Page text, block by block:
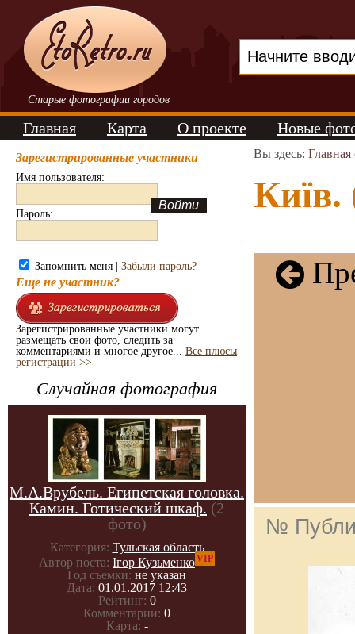
Старые фотографии городов
Главная Карта О проекте Новые
Зарегистрированные участники
Имя пользователя:
Пароль:
Запомнить меня | Забыли пароль?
Еще не участник?
Зарегистрированные участники могут
размещать свои фото, следить за
комментариями и многое другое... Все плюсы
регистрации >>
Случайная фотография
М.А.Врубель. Египетская головка.
Камин. Готический шкаф. (2
фото)
Категория: Тульская область
Автор поста: Ігор КузьменкоVIP
Год съемки: не указан
Дата: 01.01.2017 12:43
Рейтинг: 0
Комментарии: 0
Карта: -
Вы здесь: Главная
Київ.
№